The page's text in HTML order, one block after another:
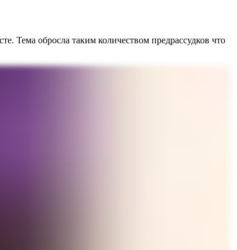
Тема обросла таким количеством предрассудков что